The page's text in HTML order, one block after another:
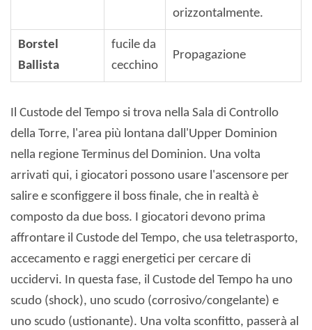
orizzontalmente.
Borstel
Ballista
fucile da
cecchino
Propagazione
Il Custode del Tempo si trova nella Sala di Controllo
della Torre, l'area più lontana dall'Upper Dominion
nella regione Terminus del Dominion. Una volta
arrivati ​​qui, i giocatori possono usare l'ascensore per
salire e sconfiggere il boss finale, che in realtà è
composto da due boss. I giocatori devono prima
affrontare il Custode del Tempo, che usa teletrasporto,
accecamento e raggi energetici per cercare di
uccidervi. In questa fase, il Custode del Tempo ha uno
scudo (shock), uno scudo (corrosivo/congelante) e
uno scudo (ustionante). Una volta sconfitto, passerà al